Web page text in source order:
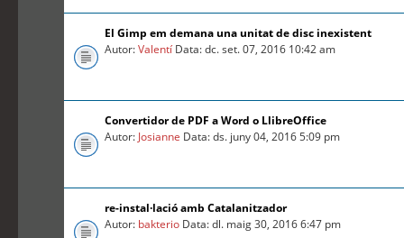
El Gimp em demana una unitat de disc inexistent
Autor:Valentí Data: dc. set. 07, 2016 10:42 am
Convertidor de PDF a Word o LlibreOffice
Autor: Josianne Data: ds. juny 04, 2016 5:09 pm
re-instal·lació amb Catalanitzador
Autor: bakterio Data: dl. maig 30, 2016 6:47 pm